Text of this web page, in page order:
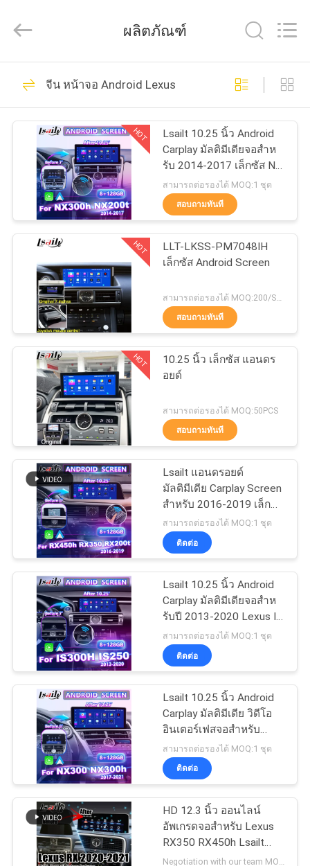
บ้าน
สินค้า
วิดีโอ
เกี่ยว
ทัวร์
โรงงาน
ควบคุม
คุณภาพ
ติดต่อ
เรา
แผนผัง
เว็บไซต์
PRIVACY
POLICY
Automobile
Electron
Rights
กล่องนำทางรถยนต์
70
กล่องนำทาง Android
56
กล่องนำทาง GPS
Lexus อินเทอร์เฟซ
วิดีโอ
130
อินเทอร์เฟซมัลติ
มีเดียของนิสสัน
52
หน้าจอ Android
ผลิตภัณฑ์
จีน หน้าจอ Android Lexus
HOT
Lsailt 10.25 นิ้ว Android
Carplay มัลติมีเดียจอสําห
รับ 2014-2017 เล็กซัส NX
200t NX300h NX200T
สามารถต่อรองได้ MOQ:1 ชุด
สอบถามทันที
HOT
LLT-LKSS-PM7048IH
เล็กซัส Android Screen
สอบถามทันที
HOT
10.25 นิ้ว เล็กซัส แอนดร
อยด์
สามารถต่อรองได้ MOQ:50PCS
สอบถามทันที
Lsailt แอนดรอยด์
มัลติมีเดีย Carplay Screen
สําหรับ 2016-2019 เล็กซัส
RX RX450h RX350
RX200t RX300 RX450L
RX350L
สามารถต่อรองได้ MOQ:1 ชุด
ติดต่อ
Lsailt 10.25 นิ้ว Android
Carplay มัลติมีเดียจอสําห
รับปี 2013-2020 Lexus IS
Knob IS250 IS200t
IS300 IS300h IS350
สามารถต่อรองได้ MOQ:1 ชุด
ติดต่อ
Lsailt 10.25 นิ้ว Android
Carplay มัลติมีเดีย วิดีโอ
อินเตอร์เฟสจอสําหรับ
2017-2021 Lexus NX
300h NX200 NX300
NX300h
สามารถต่อรองได้ MOQ:1 ชุด
ติดต่อ
HD 12.3 นิ้ว ออนไลน์
อัพเกรดจอสําหรับ Lexus
RX350 RX450h Lsailt
Android Auto Carplay